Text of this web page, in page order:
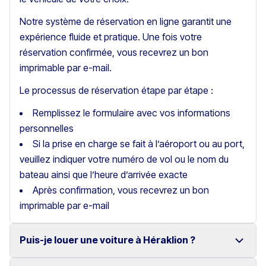
Notre système de réservation en ligne garantit une
expérience fluide et pratique. Une fois votre
réservation confirmée, vous recevrez un bon
imprimable par e-mail.
Le processus de réservation étape par étape :
Remplissez le formulaire avec vos informations
personnelles
Si la prise en charge se fait à l’aéroport ou au port,
veuillez indiquer votre numéro de vol ou le nom du
bateau ainsi que l’heure d’arrivée exacte
Après confirmation, vous recevrez un bon
imprimable par e-mail
Puis-je louer une voiture à Héraklion ?